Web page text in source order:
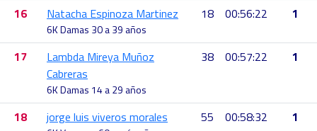
16 Natacha Espinoza Martinez
6K Damas 30 a 39 años
18 00:56:22 1
17
Lambda Mireya Muñoz
Cabreras
6K Damas 14 a 29 años
38 00:57:22 1
18 jorge luis viveros morales 55 00:58:32 1